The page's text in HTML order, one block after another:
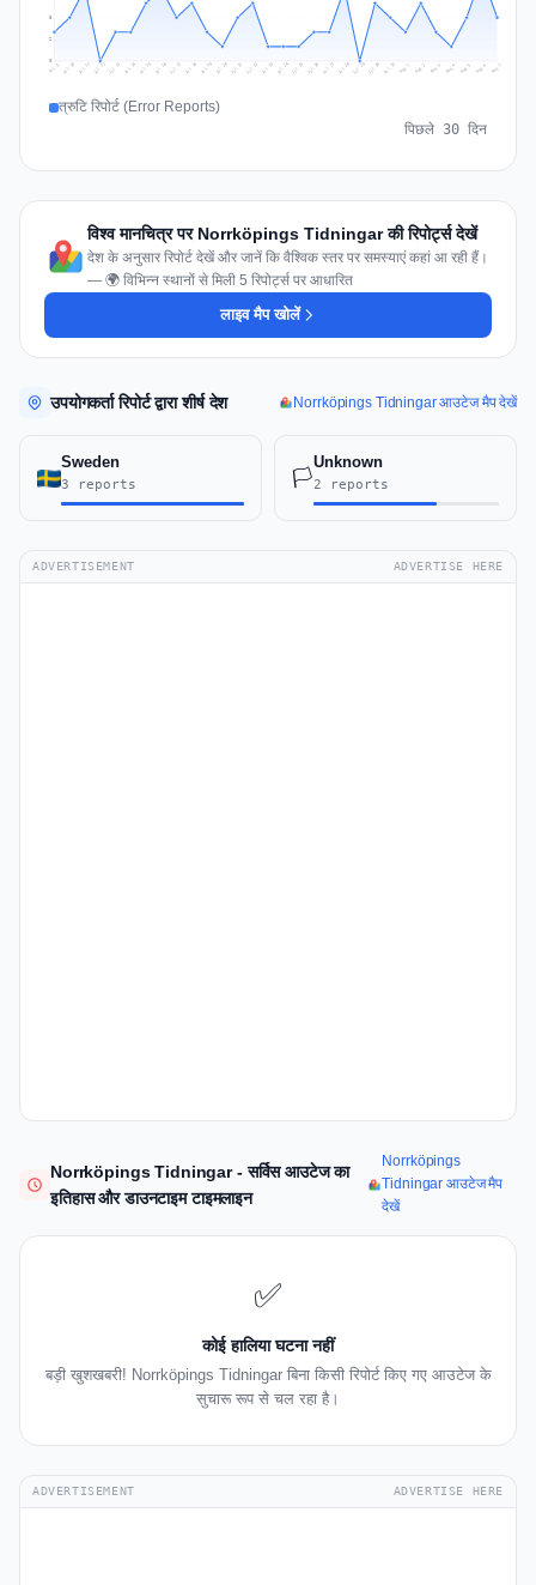
2
3
Jul 9 Jul 10 Jul 11 Jul 12 Jul 13 Jul 14 Jul 15 Jul 16 Jul 17 Jul 18 Jul 19 Jul 20 Jul 21 Jul 22 Jul 23 Jul 24 Jul 25 Jul 26 Jul 27 Jul 28 Jul 29 Jul 30 Jul 31 Aug 1 Aug 2 Aug 3 Aug 4 Aug 5 Aug 6 Aug 7
त्रुटि रिपोर्ट (Error Reports)
पिछले 30 दिन
विश्व मानचित्र पर Norrköpings Tidningar की रिपोर्ट्स देखें
देश के अनुसार रिपोर्ट देखें और जानें कि वैश्विक स्तर पर समस्याएं कहां आ रही हैं।
— 🌍 विभिन्न स्थानों से मिली 5 रिपोर्ट्स पर आधारित
लाइव मैप खोलें
उपयोगकर्ता रिपोर्ट द्वारा शीर्ष देश Norrköpings Tidningar आउटेज मैप देखें
Sweden
3 reports 🏳️
Unknown
2 reports
ADVERTISEMENT ADVERTISE HERE
Norrköpings Tidningar - सर्विस आउटेज का
इतिहास और डाउनटाइम टाइमलाइन
Norrköpings
Tidningar आउटेज मैप
देखें
✅
कोई हालिया घटना नहीं
बड़ी खुशखबरी! Norrköpings Tidningar बिना किसी रिपोर्ट किए गए आउटेज के
सुचारू रूप से चल रहा है।
ADVERTISEMENT ADVERTISE HERE